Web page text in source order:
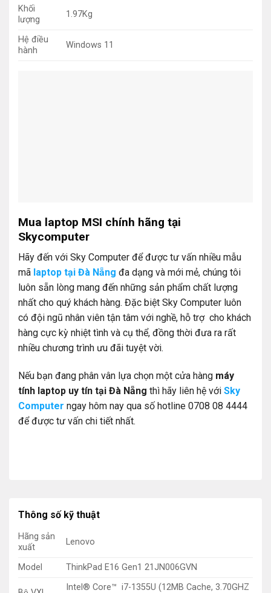
Khối
lượng
1.97Kg
Hệ điều
hành
Windows 11
Mua laptop MSI chính hãng tại
Skycomputer
Hãy đến với Sky Computer để được tư vấn nhiều mẫu
mã laptop tại Đà Nẵng đa dạng và mới mẻ, chúng tôi
luôn sẵn lòng mang đến những sản phẩm chất lượng
nhất cho quý khách hàng. Đặc biệt Sky Computer luôn
có đội ngũ nhân viên tận tâm với nghề, hỗ trợ cho khách
hàng cực kỳ nhiệt tình và cụ thể, đồng thời đưa ra rất
nhiều chương trình ưu đãi tuyệt vời.
Nếu bạn đang phân vân lựa chọn một cửa hàng máy
tính laptop uy tín tại Đà Nẵng thì hãy liên hệ với Sky
Computer ngay hôm nay qua số hotline 0708 08 4444
để được tư vấn chi tiết nhất.
Thông số kỹ thuật
Hãng sản
xuất
Lenovo
Model ThinkPad E16 Gen1 21JN006GVN
Intel® Core™ i7-1355U (12MB Cache, 3.70GHZ